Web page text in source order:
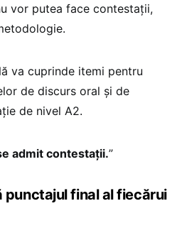
vor putea face contestații,
va cuprinde itemi pentru
de discurs oral și de
de nivel A2.
admit contestații.”
punctajul final al fiecărui